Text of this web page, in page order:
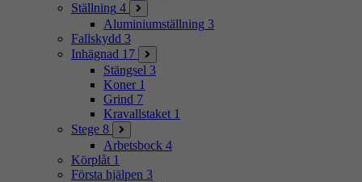
Ställning 4
Aluminiumställning 3
Fallskydd 3
Inhägnad 17
Stängsel 3
Koner 1
Grind 7
Kravallstaket 1
Stege 8
Arbetsbock 4
Körplåt 1
Första hjälpen 3